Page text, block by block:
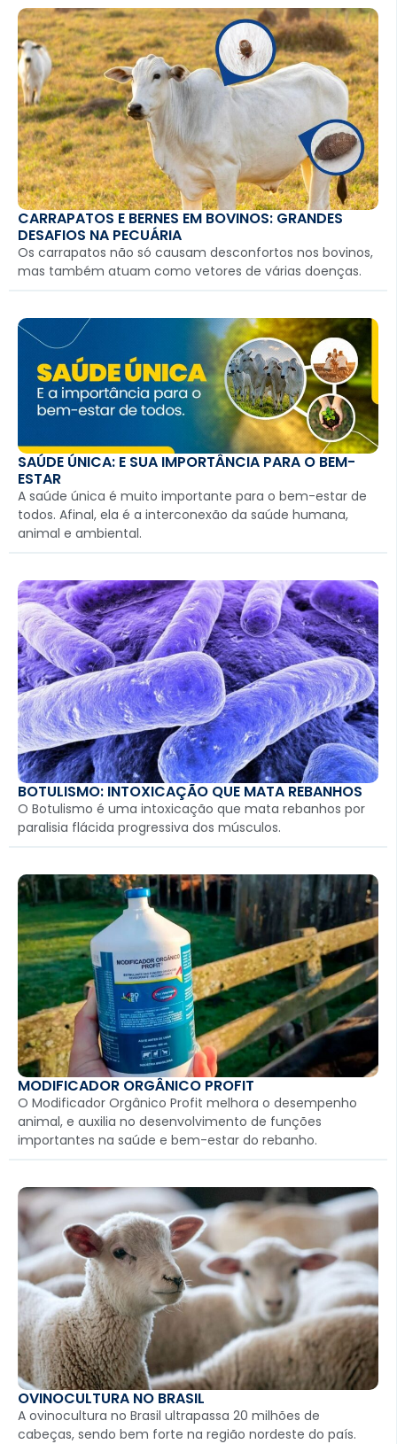
CARRAPATOS E BERNES EM BOVINOS: GRANDES
DESAFIOS NA PECUÁRIA
Os carrapatos não só causam desconfortos nos bovinos,
mas também atuam como vetores de várias doenças.
SAÚDE ÚNICA: E SUA IMPORTÂNCIA PARA O BEM-
ESTAR
A saúde única é muito importante para o bem-estar de
todos. Afinal, ela é a interconexão da saúde humana,
animal e ambiental.
BOTULISMO: INTOXICAÇÃO QUE MATA REBANHOS
O Botulismo é uma intoxicação que mata rebanhos por
paralisia flácida progressiva dos músculos.
MODIFICADOR ORGÂNICO PROFIT
O Modificador Orgânico Profit melhora o desempenho
animal, e auxilia no desenvolvimento de funções
importantes na saúde e bem-estar do rebanho.
OVINOCULTURA NO BRASIL
A ovinocultura no Brasil ultrapassa 20 milhões de
cabeças, sendo bem forte na região nordeste do país.